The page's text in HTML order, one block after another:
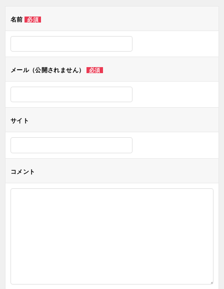
ー
ン
名前 必須
メール（公開されません） 必須
サイト
コメント